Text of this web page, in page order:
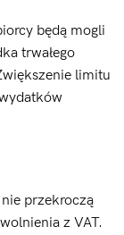
będą mogli
trwałego
limitu
przekroczą
z VAT.